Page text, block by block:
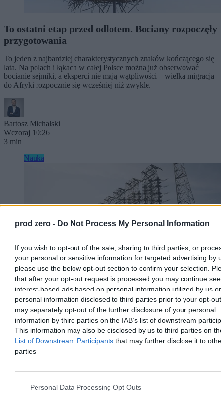
prod zero - Do Not Process My Personal Information
If you wish to opt-out of the sale, sharing to third parties, or
your personal or sensitive information for targeted advertising by
please use the below opt-out section to confirm your selection.
that after your opt-out request is processed you may continue
interest-based ads based on personal information utilized by us or
personal information disclosed to third parties prior to your opt-
may separately opt-out of the further disclosure of your personal
information by third parties on the IAB’s list of downstream
This information may also be disclosed by us to third parties on
List of Downstream Participants that may further disclose it to
parties.
Personal Data Processing Opt Outs
To ostatni etap przed odlotem. Bociany rozpoczęły
przygotowania
To jeden z najbardziej charakterystycznych znaków kończącego się
lata. Na polach i łąkach w całej Polsce można już obserwować
bocianie sejmiki, a eksperci nie mają wątpliwości – wielka migracja
do Afryki rozpocznie się wcześniej niż zwykle.
Bartosz Michalski
Wczoraj 10:26
3 min
Nauka
„Rosyjski dzięcioł” z Czarnobyla. Historia jednej
z największych tajemnic ZSRR
Przez lata zakłócała łączność radiową na niemal całej półkuli
północnej, a wokół niej narosły dziesiątki teorii spiskowych.
miała być jednym z największych sekretów Związku Radzieckiego.